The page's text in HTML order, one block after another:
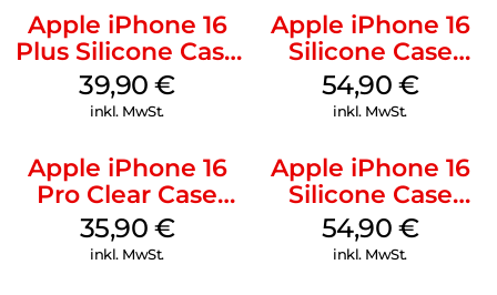
Apple iPhone 16
Plus Silicone Case
MagSafe Plum
39,90€
inkl. MwSt.
Apple iPhone 16
Silicone Case
MagSafe Lake
Green
54,90 €
inkl. MwSt.
Apple iPhone 16
Pro Clear Case
MagSafe
Transparent
35,90 €
inkl. MwSt.
Apple iPhone 16
Silicone Case
MagSafe Black
54,90 €
inkl. MwSt.